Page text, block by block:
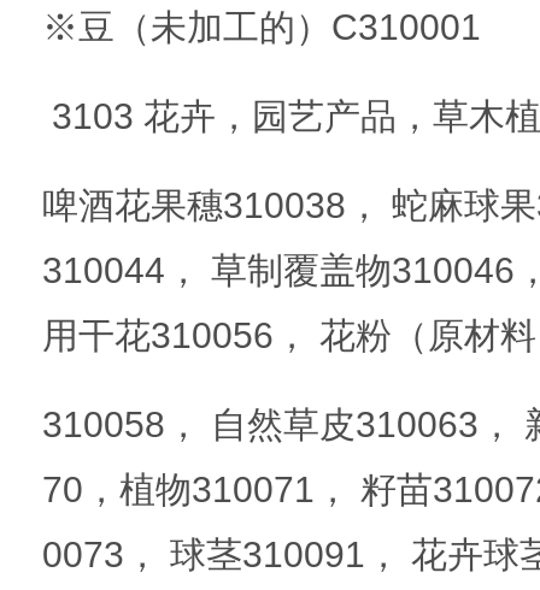
※豆（未加工的）C310001
3103 花卉，园艺产品，草木
啤酒花果穗310038， 蛇麻球
310044， 草制覆盖物310046
用干花310056， 花粉（原材
310058， 自然草皮310063，
70，植物310071， 籽苗
0073， 球茎310091， 花卉球